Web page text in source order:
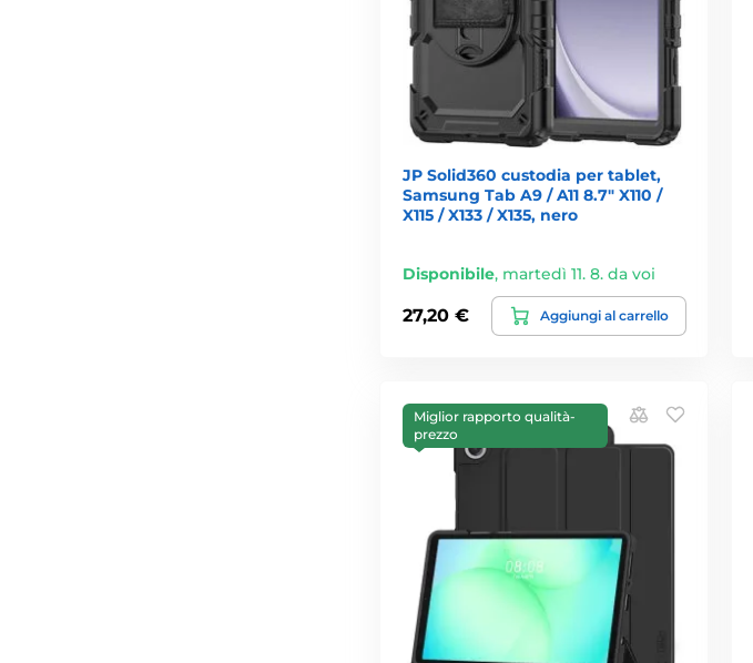
JP Solid360 custodia per tablet,
Samsung Tab A9 / A11 8.7" X110 /
X115 / X133 / X135, nero
Disponibile, martedì 11. 8. da voi
27,20 € Aggiungi al carrello
Miglior rapporto qualità-
prezzo